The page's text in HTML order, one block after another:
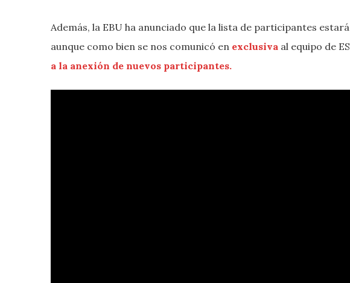
Además, la EBU ha anunciado que la lista de participantes
aunque como bien se nos comunicó en exclusiva al equipo de
a la anexión de nuevos participantes.